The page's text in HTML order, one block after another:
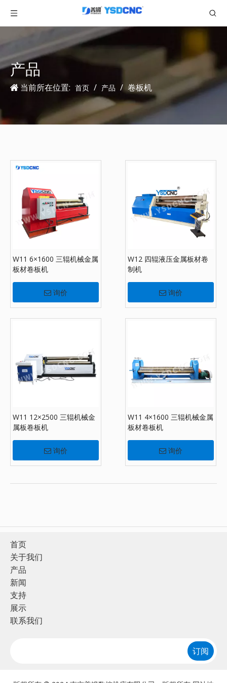
产品
当前所在位置: 首页 / 产品 / 卷板机
W11 6×1600 三辊机械金属
板材卷板机
询价
W12 四辊液压金属板材卷
制机
询价
W11 12×2500 三辊机械金
属板卷板机
询价
W11 4×1600 三辊机械金属
板材卷板机
询价
首页
关于我们
产品
新闻
支持
展示
联系我们
订阅